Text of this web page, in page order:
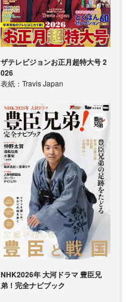
ザテレビジョンお正月超特大号 2
026
表紙：Travis Japan
NHK2026年 大河ドラマ 豊臣兄
弟！完全ナビブック